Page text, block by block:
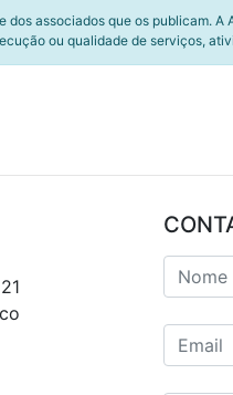
associados que os publicam.
ou qualidade de serviços,